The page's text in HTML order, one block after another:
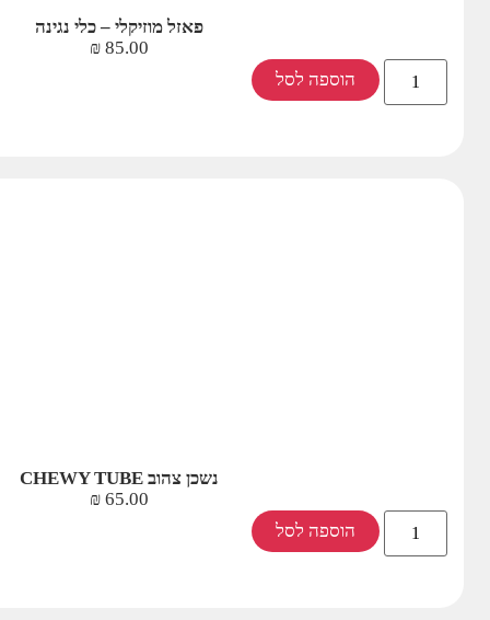
פאזל מוזיקלי – כלי נגינה
85.00
₪
הוספה לסל
נשכן צהוב CHEWY TUBE
65.00
₪
הוספה לסל